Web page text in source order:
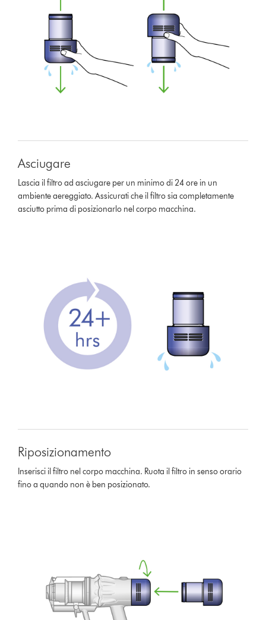
Asciugare
Lascia il filtro ad asciugare per un minimo di 24 ore in un
ambiente aereggiato. Assicurati che il filtro sia completamente
asciutto prima di posizionarlo nel corpo macchina.
Riposizionamento
Inserisci il filtro nel corpo macchina. Ruota il filtro in senso orario
fino a quando non è ben posizionato.